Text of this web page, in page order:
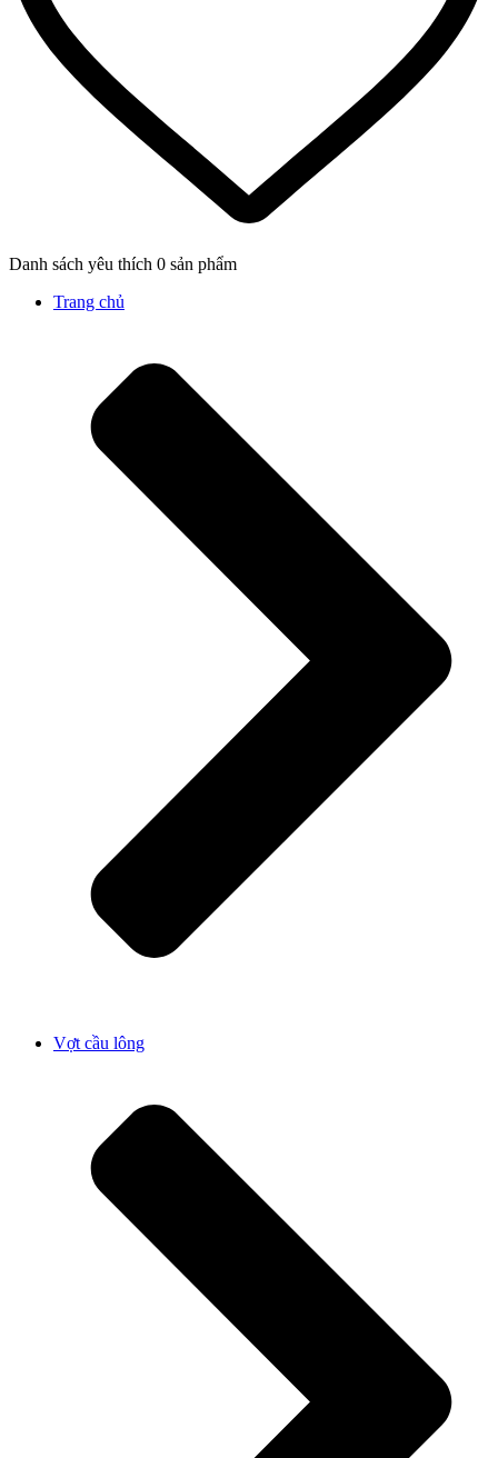
Danh sách yêu thích 0 sản phẩm
Trang chủ
Vợt cầu lông